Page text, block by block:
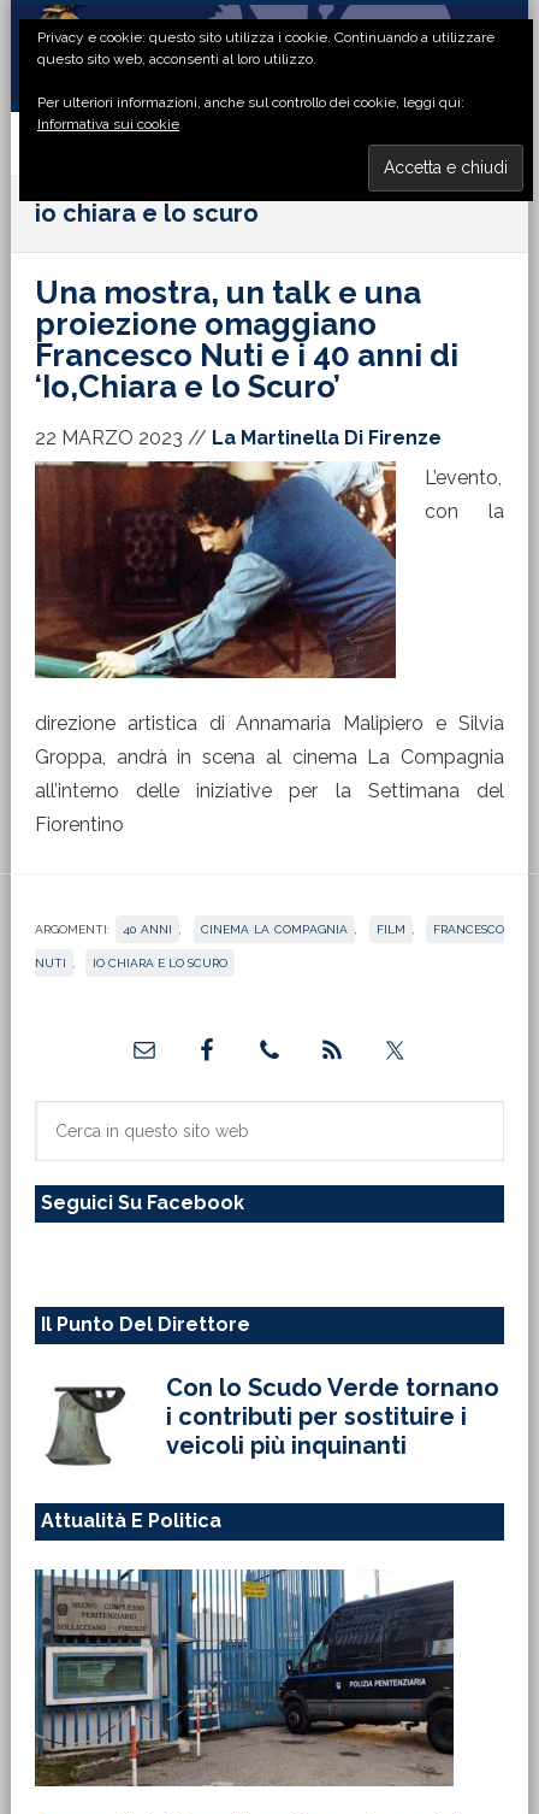
Passa
primaria
Passa
principale
Passa
laterale
Passa
di
io chiara e lo scuro
Una mostra, un talk e una
proiezione omaggiano
Francesco Nuti e i 40 anni di
‘Io,Chiara e lo Scuro’
22 MARZO 2023 // La Martinella Di Firenze
L’evento,
con la
direzione artistica di Annamaria Malipiero e Silvia
Groppa, andrà in scena al cinema La Compagnia
all’interno delle iniziative per la Settimana del
Fiorentino
ARGOMENTI: 40 ANNI CINEMA LA COMPAGNIA FILM FRANCESCO
NUTI IO CHIARA E LO SCURO
primaria
sito
Seguici Su Facebook
Il Punto Del Direttore
Con lo Scudo Verde tornano
i contributi per sostituire i
veicoli più inquinanti
Attualità E Politica
Privacy e cookie: questo sito utilizza i cookie. Continuando a utilizzare
questo sito web, acconsenti al loro utilizzo.
Per ulteriori informazioni, anche sul controllo dei cookie, leggi qui:
Informativa sui cookie